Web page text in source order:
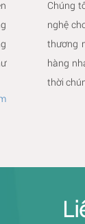
Chúng
nghệ
thương
hàng
thời